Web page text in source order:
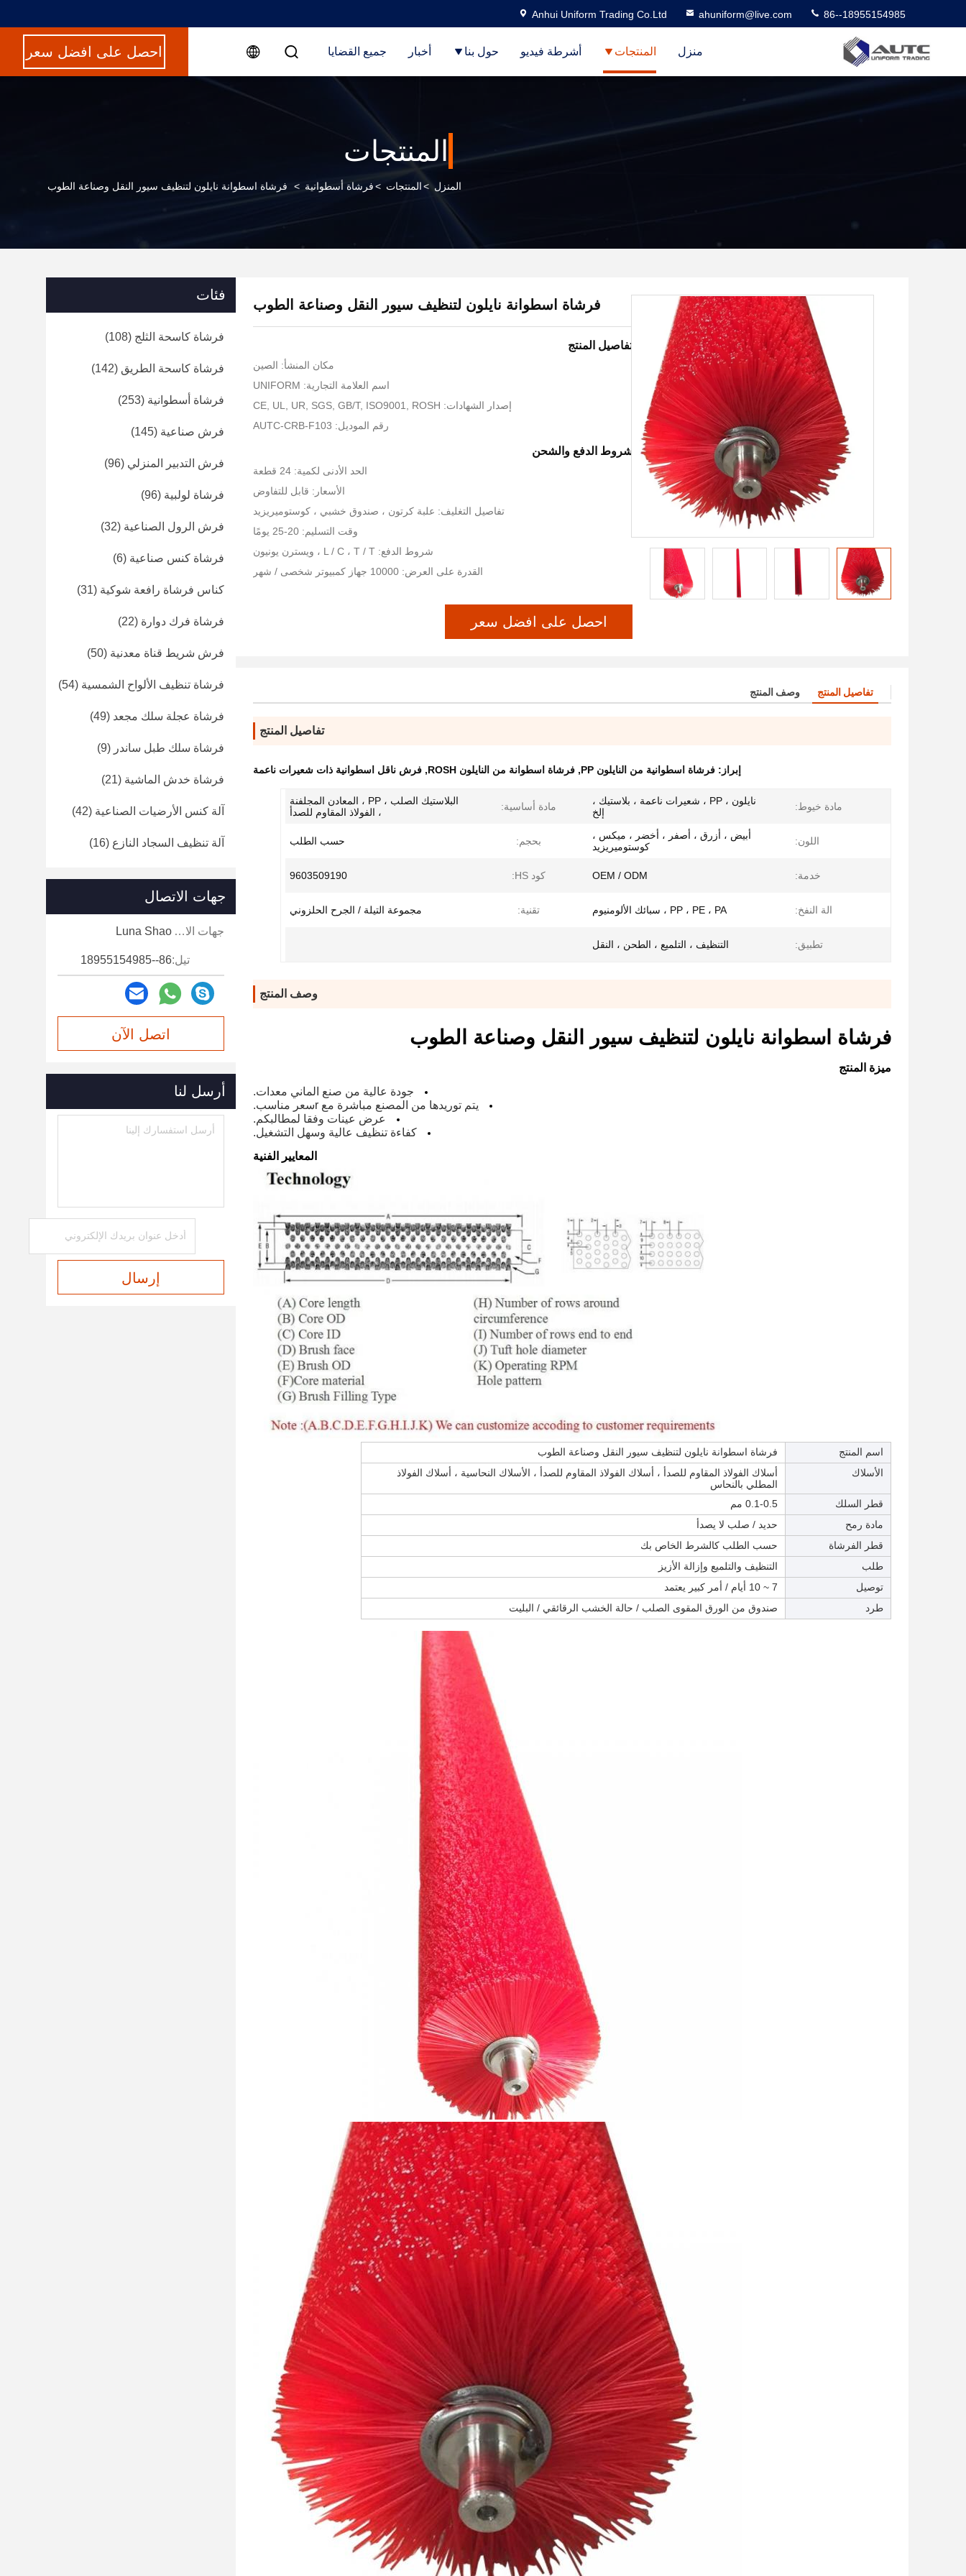
Anhui Uniform Trading Co.Ltd ahuniform@live.com 86--18955154985
منزل المنتجات أشرطة فيديو حول بنا أخبار جميع القضايا احصل على افضل سعر
المنتجات
المنزل >المنتجات >فرشاة أسطوانية > فرشاة اسطوانة نايلون لتنظيف سيور النقل وصناعة الطوب
فرشاة اسطوانة نايلون لتنظيف سيور النقل وصناعة الطوب
تفاصيل المنتج
مكان المنشأ: الصين
اسم العلامة التجارية: UNIFORM
إصدار الشهادات: CE, UL, UR, SGS, GB/T, ISO9001, ROSH
رقم الموديل: AUTC-CRB-F103
شروط الدفع والشحن
الحد الأدنى لكمية: 24 قطعة
الأسعار: قابل للتفاوض
تفاصيل التغليف: علبة كرتون ، صندوق خشبي ، كوستوميريزيد
وقت التسليم: 20-25 يومًا
شروط الدفع: L / C ، T / T ، ويسترن يونيون
القدرة على العرض: 10000 جهاز كمبيوتر شخصى / شهر
احصل على افضل سعر
تفاصيل المنتج وصف المنتج
تفاصيل المنتج
إبراز: فرشاة اسطوانية من النايلون PP , فرشاة اسطوانة من النايلون ROSH , فرش ناقل اسطوانية ذات شعيرات ناعمة
مادة خيوط:
نايلون ، PP ، شعيرات ناعمة ، بلاستيك ،
إلخ
مادة أساسية:
البلاستيك الصلب ، PP ، المعادن المجلفنة
، الفولاذ المقاوم للصدأ
اللون:
أبيض ، أزرق ، أصفر ، أخضر ، ميكس ،
كوستوميريزيد
بحجم: حسب الطلب
خدمة: OEM / ODM كود HS: 9603509190
الة النفخ: PP ، PE ، PA ، سبائك الألومنيوم تقنية: مجموعة التيلة / الجرح الحلزوني
تطبيق: التنظيف ، التلميع ، الطحن ، النقل
وصف المنتج
فرشاة اسطوانة نايلون لتنظيف سيور النقل وصناعة الطوب
ميزة المنتج
جودة عالية من صنع الماني معدات.
يتم توريدها من المصنع مباشرة مع r
سعر مناسب.
عرض عينات وفقا لمطالبكم.
كفاءة تنظيف عالية وسهل التشغيل.
المعايير الفنية
اسم المنتج
فرشاة اسطوانة نايلون لتنظيف سيور النقل وصناعة الطوب
الأسلاك
أسلاك الفولاذ المقاوم للصدأ ، أسلاك الفولاذ المقاوم للصدأ ، الأسلاك النحاسية ، أسلاك الفولاذ
المطلي بالنحاس
قطر السلك
0.1-0.5 مم
مادة رمح
حديد / صلب لا يصدأ
قطر الفرشاة
حسب الطلب كالشرط الخاص بك
طلب
التنظيف والتلميع وإزالة الأزيز
توصيل
7 ~ 10 أيام / أمر كبير يعتمد
طرد
صندوق من الورق المقوى الصلب / حالة الخشب الرقائقي / البليت
فئات
فرشاة كاسحة الثلج (108)
فرشاة كاسحة الطريق (142)
فرشاة أسطوانية (253)
فرش صناعية (145)
فرش التدبير المنزلي (96)
فرشاة لولبية (96)
فرش الرول الصناعية (32)
فرشاة كنس صناعية (6)
كناس فرشاة رافعة شوكية (31)
فرشاة فرك دوارة (22)
فرش شريط قناة معدنية (50)
فرشاة تنظيف الألواح الشمسية (54)
فرشاة عجلة سلك مجعد (49)
فرشاة سلك طبل ساندر (9)
فرشاة خدش الماشية (21)
آلة كنس الأرضيات الصناعية (42)
آلة تنظيف السجاد النازع (16)
جهات الاتصال
جهات الاتصال: Luna Shao
تيل:86--18955154985
اتصل الآن
أرسل لنا
إرسال